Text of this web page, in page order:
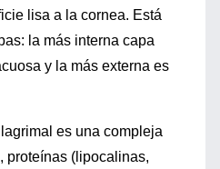
lisa a la cornea. Está
la más interna capa
y la más externa es
es una compleja
proteínas (lipocalinas,